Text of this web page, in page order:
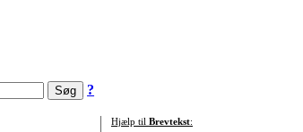
?
Hjælp til Brevtekst: